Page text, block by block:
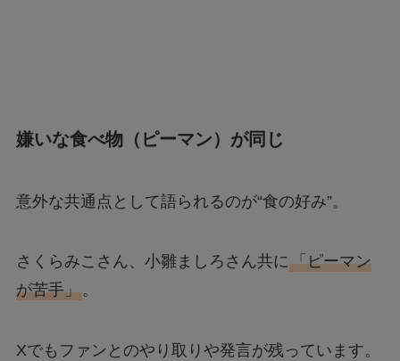
嫌いな食べ物（ピーマン）が同じ
意外な共通点として語られるのが“食の好み”。
さくらみこさん、小雛ましろさん共に「ピーマン
が苦手」。
Xでもファンとのやり取りや発言が残っています。